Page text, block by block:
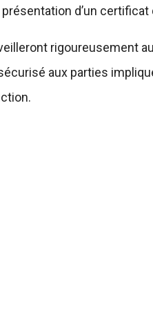
d’un certificat
veilleront
aux parties